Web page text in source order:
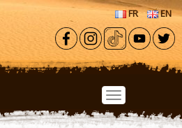
Aller au contenu principal
FR EN